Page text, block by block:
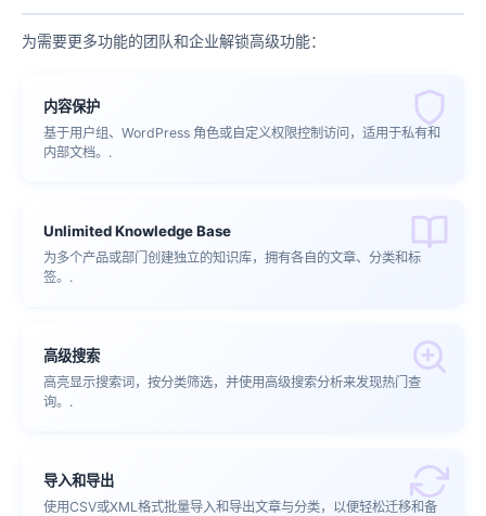
为需要更多功能的团队和企业解锁高级功能：
内容保护
基于用户组、WordPress 角色或自定义权限控制访问，适用于私有和
内部文档。.
Unlimited Knowledge Base
为多个产品或部门创建独立的知识库，拥有各自的文章、分类和标
签。.
高级搜索
高亮显示搜索词，按分类筛选，并使用高级搜索分析来发现热门查
询。.
导入和导出
使用CSV或XML格式批量导入和导出文章与分类，以便轻松迁移和备